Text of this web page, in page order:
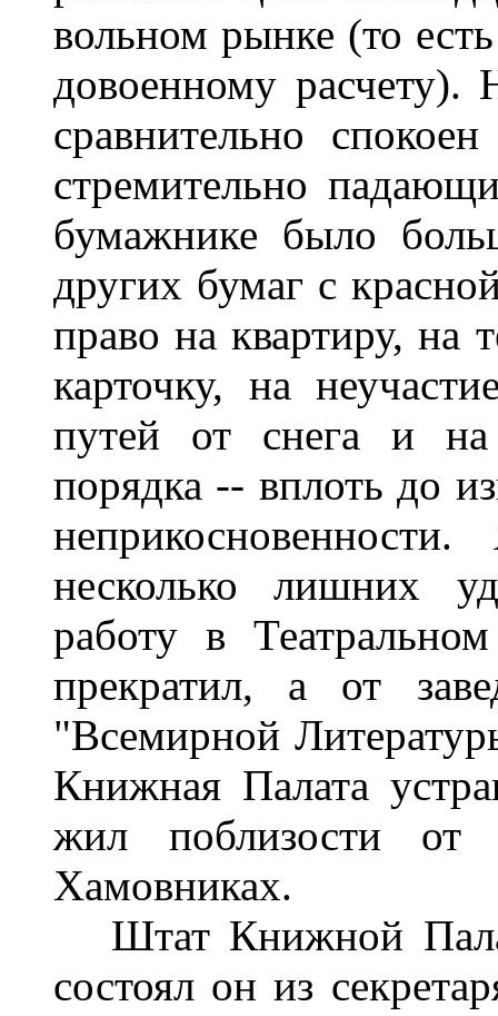
вольном рынке (то
довоенному
сравнительно
стремительно
бумажнике было
других бумаг с
право на квартиру, на
карточку, на
путей от снега и
порядка -- вплоть до
несколько лишних
работу в
прекратил, а от
"Всемирной
Книжная Палата
жил поблизости
Хамовниках.
Штат Книжной
состоял он из